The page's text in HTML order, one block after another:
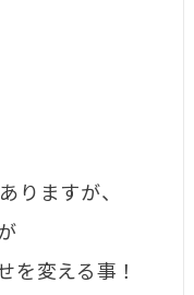
りますが、
を変える事！